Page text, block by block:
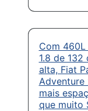
Com
1.8 de 132
alta, Fiat
Adventure
mais
que muito